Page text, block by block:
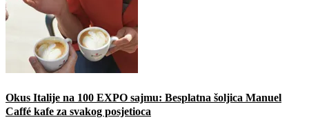
Okus Italije na 100 EXPO sajmu: Besplatna šoljica Manuel
Caffé kafe za svakog posjetioca